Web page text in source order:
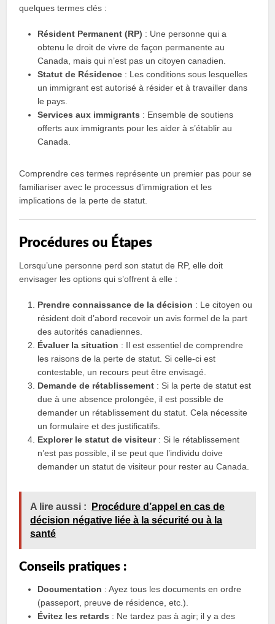
quelques termes clés :
Résident Permanent (RP) : Une personne qui a
obtenu le droit de vivre de façon permanente au
Canada, mais qui n’est pas un citoyen canadien.
Statut de Résidence : Les conditions sous lesquelles
un immigrant est autorisé à résider et à travailler dans
le pays.
Services aux immigrants : Ensemble de soutiens
offerts aux immigrants pour les aider à s’établir au
Canada.
Comprendre ces termes représente un premier pas pour se
familiariser avec le processus d’immigration et les
implications de la perte de statut.
Procédures ou Étapes
Lorsqu’une personne perd son statut de RP, elle doit
envisager les options qui s’offrent à elle :
Prendre connaissance de la décision : Le citoyen ou
résident doit d’abord recevoir un avis formel de la part
des autorités canadiennes.
Évaluer la situation : Il est essentiel de comprendre
les raisons de la perte de statut. Si celle-ci est
contestable, un recours peut être envisagé.
Demande de rétablissement : Si la perte de statut est
due à une absence prolongée, il est possible de
demander un rétablissement du statut. Cela nécessite
un formulaire et des justificatifs.
Explorer le statut de visiteur: Si le rétablissement
n’est pas possible, il se peut que l’individu doive
demander un statut de visiteur pour rester au Canada.
A lire aussi :
Procédure d’appel en cas de
décision négative liée à la sécurité ou à la
santé
Conseils pratiques :
Documentation : Ayez tous les documents en ordre
(passeport, preuve de résidence, etc.).
Évitez les retards : Ne tardez pas à agir; il y a des